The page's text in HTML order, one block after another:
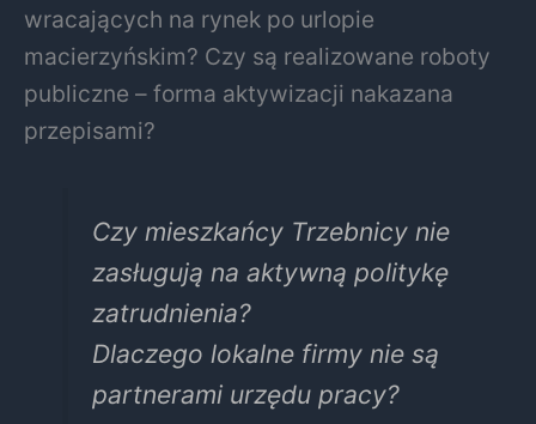
wracających na rynek po urlopie
macierzyńskim? Czy są realizowane roboty
publiczne – forma aktywizacji nakazana
przepisami?
Czy mieszkańcy Trzebnicy nie
zasługują na aktywną politykę
zatrudnienia?
Dlaczego lokalne firmy nie są
partnerami urzędu pracy?